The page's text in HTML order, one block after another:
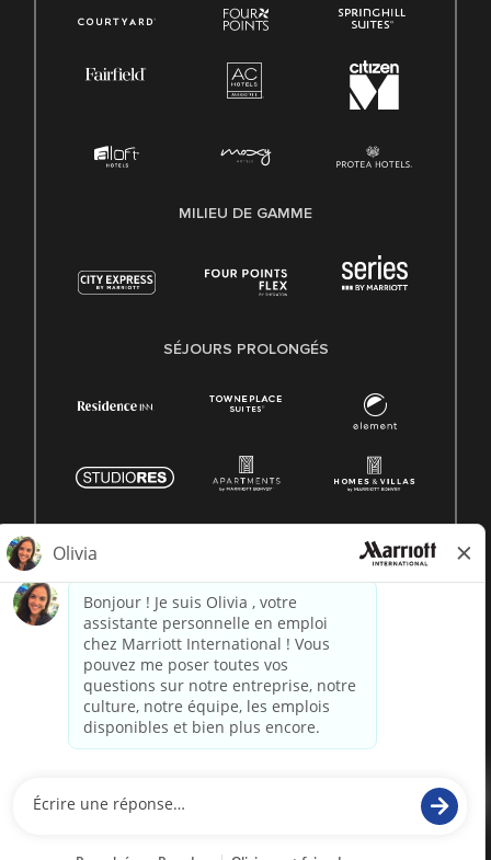
MILIEU DE GAMME
SÉJOURS PROLONGÉS
réservés. Informations exclusives de Marriott
paradox.ai